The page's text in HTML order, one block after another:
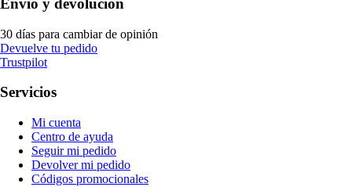
Envío y devolución
30 días para cambiar de opinión
Devuelve tu pedido
Trustpilot
Servicios
Mi cuenta
Centro de ayuda
Seguir mi pedido
Devolver mi pedido
Códigos promocionales